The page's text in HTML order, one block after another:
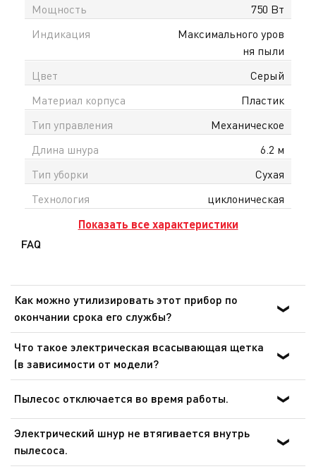
Мощность
750 Вт
Индикация
Максимального уров
ня пыли
Цвет
Серый
Материал корпуса
Пластик
Тип управления
Механическое
Длина шнура
6.2 м
Тип уборки
Сухая
Технология
циклоническая
Показать все характеристики
FAQ
Как можно утилизировать этот прибор по
окончании срока его службы?
В Вашем приборе содержатся ценные материалы,
которые могут быть подвергнуты вторичной
переработке. Отнесите его на городской пункт сбора
отходов.
Что такое электрическая всасывающая щетка
(в зависимости от модели?
Электрическая всасывающая щетка - это
объединенная с мотором в один агрегат вращающаяся
уборки. Оснащенная волосяной щеткой того же
размера, вращающаяся щетка собирает с ковров
нитки, волосы и шерсть животных.
Пылесос отключается во время работы.
В пылесосе сработало устройство защиты от
перегрева. Требуется чистка фильтра двигателя,
замена микроактивного фильтра (в зависимости от
Электрический шнур не втягивается внутрь
пылесоса.